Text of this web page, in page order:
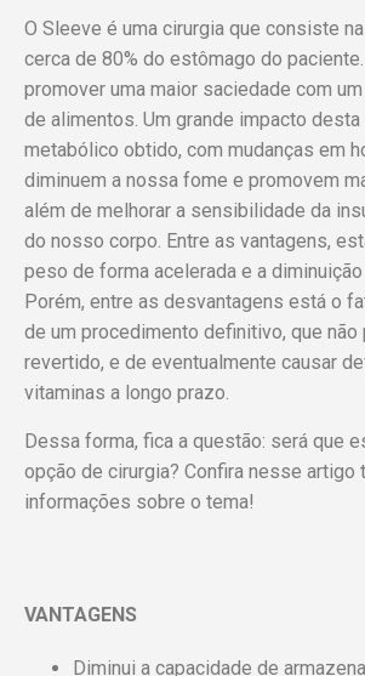
O Sleeve é uma cirurgia que consiste
cerca de 80% do estômago do
promover uma maior saciedade com
de alimentos. Um grande impacto
metabólico obtido, com mudanças em
diminuem a nossa fome e promovem
além de melhorar a sensibilidade da
do nosso corpo. Entre as vantagens,
peso de forma acelerada e a
Porém, entre as desvantagens está o
de um procedimento definitivo, que
revertido, e de eventualmente causar
vitaminas a longo prazo.
Dessa forma, fica a questão: será que
opção de cirurgia? Confira nesse artigo
informações sobre o tema!
VANTAGENS
Diminui a capacidade de